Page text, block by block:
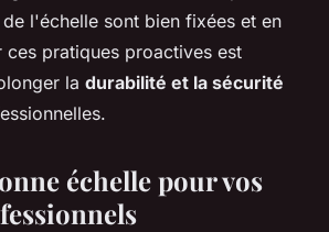
l'échelle sont bien fixées et en
ces pratiques proactives est
la durabilité et la sécurité
échelle pour vos